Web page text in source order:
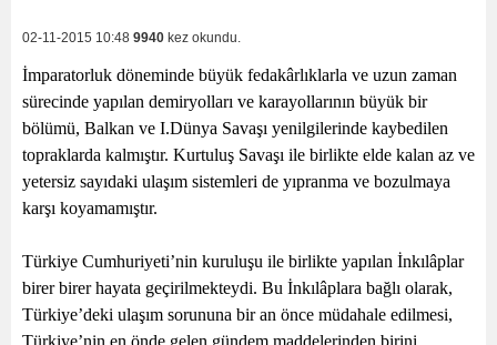
02-11-2015 10:48 9940 kez okundu.
İmparatorluk döneminde büyük fedakârlıklarla ve uzun zaman
sürecinde yapılan demiryolları ve karayollarının büyük bir
bölümü, Balkan ve I.Dünya Savaşı yenilgilerinde kaybedilen
topraklarda kalmıştır. Kurtuluş Savaşı ile birlikte elde kalan az ve
yetersiz sayıdaki ulaşım sistemleri de yıpranma ve bozulmaya
karşı koyamamıştır.
Türkiye Cumhuriyeti’nin kuruluşu ile birlikte yapılan İnkılâplar
birer birer hayata geçirilmekteydi. Bu İnkılâplara bağlı olarak,
Türkiye’deki ulaşım sorununa bir an önce müdahale edilmesi,
Türkiye’nin en önde gelen gündem maddelerinden birini